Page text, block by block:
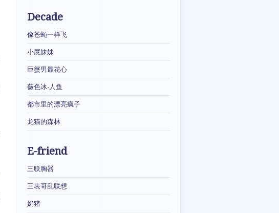
Decade
像苍蝇一样飞
小屁妹妹
巨蟹男最花心
薇色冰·人鱼
都市里的漂亮疯子
龙猫的森林
E-friend
三联胸器
三表哥乱联想
奶猪